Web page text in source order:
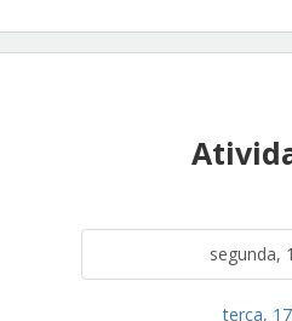
segunda,
terça,